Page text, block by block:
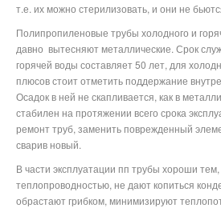
т.е. их можно стерилизовать, и они не
Полипропиленовые трубы холодного и
давно вытесняют металлические. Срок
горячей воды составляет 50 лет, для
плюсов стоит отметить поддержание
Осадок в ней не скапливается, как в
стабилен на протяжении всего срока
ремонт труб, заменить поврежденный
сварив новый.
В части эксплуатации пп трубы хороши
теплопроводностью, не дают копиться
обрастают грибком, минимизируют